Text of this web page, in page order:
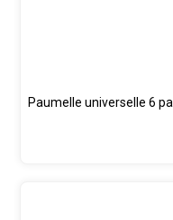
Paumelle universelle 6